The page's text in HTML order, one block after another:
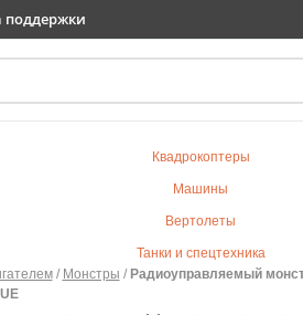
поддержки
Квадрокоптеры
Машины
Вертолеты
Танки и спецтехника
Самолеты
/ Монстры / Радиоуправляемый